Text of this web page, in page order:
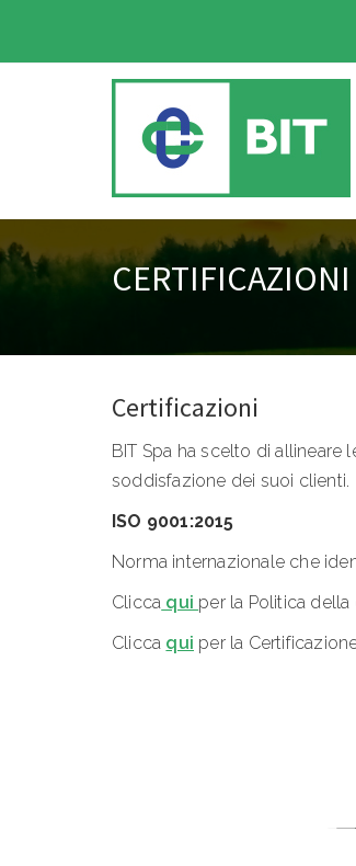
CERTIFICAZIONI
Certificazioni
BIT Spa ha scelto di allineare
soddisfazione dei suoi clienti.
ISO 9001:2015
Norma internazionale che
Clicca qui per la Politica della
Clicca qui per la